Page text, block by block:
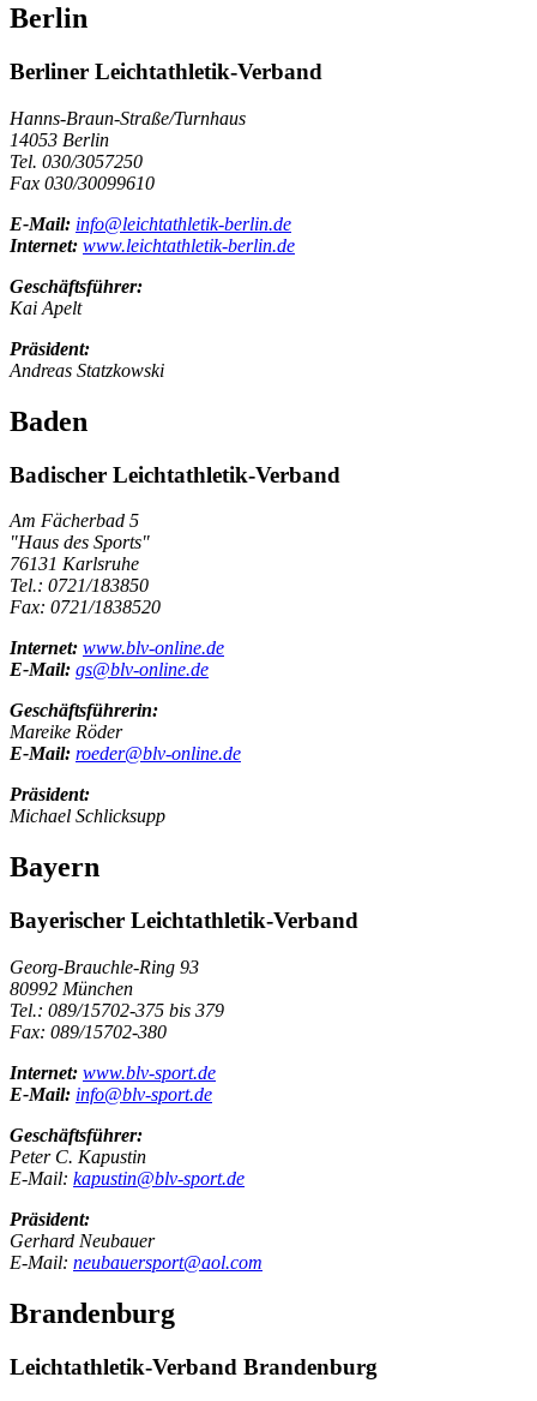
Berlin
Berliner Leichtathletik-Verband
Hanns-Braun-Straße/Turnhaus
14053 Berlin
Tel. 030/3057250
Fax 030/30099610
E-Mail: info@leichtathletik-berlin.de
Internet: www.leichtathletik-berlin.de
Geschäftsführer:
Kai Apelt
Präsident:
Andreas Statzkowski
Baden
Badischer Leichtathletik-Verband
Am Fächerbad 5
"Haus des Sports"
76131 Karlsruhe
Tel.: 0721/183850
Fax: 0721/1838520
Internet: www.blv-online.de
E-Mail: gs@blv-online.de
Geschäftsführerin:
Mareike Röder
E-Mail: roeder@blv-online.de
Präsident:
Michael Schlicksupp
Bayern
Bayerischer Leichtathletik-Verband
Georg-Brauchle-Ring 93
80992 München
Tel.: 089/15702-375 bis 379
Fax: 089/15702-380
Internet: www.blv-sport.de
E-Mail: info@blv-sport.de
Geschäftsführer:
Peter C. Kapustin
E-Mail: kapustin@blv-sport.de
Präsident:
Gerhard Neubauer
E-Mail: neubauersport@aol.com
Brandenburg
Leichtathletik-Verband Brandenburg